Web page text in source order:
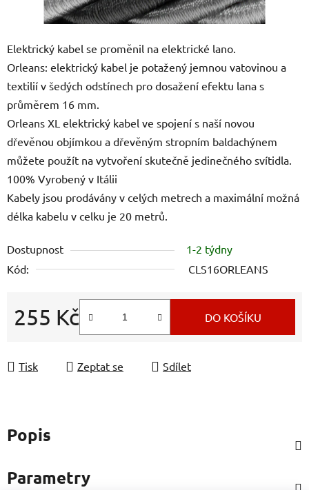
Elektrický kabel se proměnil na elektrické lano.
Orleans: elektrický kabel je potažený jemnou vatovinou a
textilií v šedých odstínech pro dosažení efektu lana s
průměrem 16 mm.
Orleans XL elektrický kabel ve spojení s naší novou
dřevěnou objímkou a dřevěným stropním baldachýnem
můžete použít na vytvoření skutečně jedinečného svítidla.
100% Vyrobený v Itálii
Kabely jsou prodávány v celých metrech a maximální možná
délka kabelu v celku je 20 metrů.
Dostupnost
1-2 týdny
Kód:
CLS16ORLEANS
255 Kč DO KOŠÍKU
Tisk Zeptat se Sdílet
Popis
Parametry